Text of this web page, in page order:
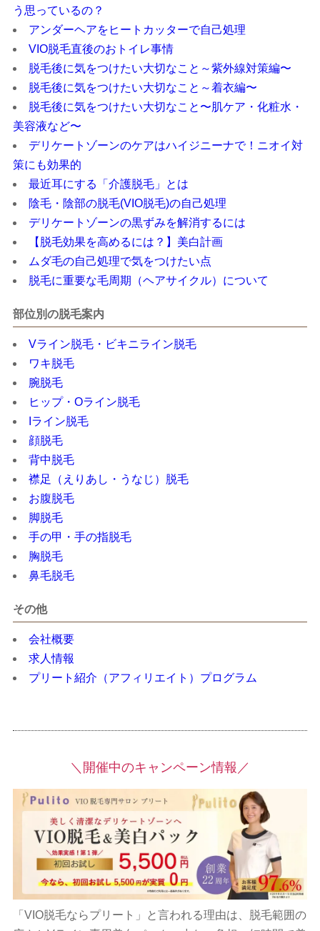
う思っているの？
アンダーヘアをヒートカッターで自己処理
VIO脱毛直後のおトイレ事情
脱毛後に気をつけたい大切なこと～紫外線対策編〜
脱毛後に気をつけたい大切なこと～着衣編〜
脱毛後に気をつけたい大切なこと〜肌ケア・化粧水・
美容液など〜
デリケートゾーンのケアはハイジニーナで！ニオイ対
策にも効果的
最近耳にする「介護脱毛」とは
陰毛・陰部の脱毛(VIO脱毛)の自己処理
デリケートゾーンの黒ずみを解消するには
【脱毛効果を高めるには？】美白計画
ムダ毛の自己処理で気をつけたい点
脱毛に重要な毛周期（ヘアサイクル）について
部位別の脱毛案内
Vライン脱毛・ビキニライン脱毛
ワキ脱毛
腕脱毛
ヒップ・Oライン脱毛
Iライン脱毛
顔脱毛
背中脱毛
襟足（えりあし・うなじ）脱毛
お腹脱毛
脚脱毛
手の甲・手の指脱毛
胸脱毛
鼻毛脱毛
その他
会社概要
求人情報
プリート紹介（アフィリエイト）プログラム
＼開催中のキャンペーン情報／
「VIO脱毛ならプリート」と言われる理由は、脱毛範囲の